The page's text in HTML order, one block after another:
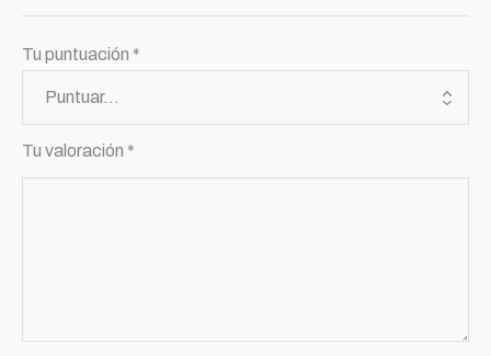
Tu puntuación *
Tu valoración *